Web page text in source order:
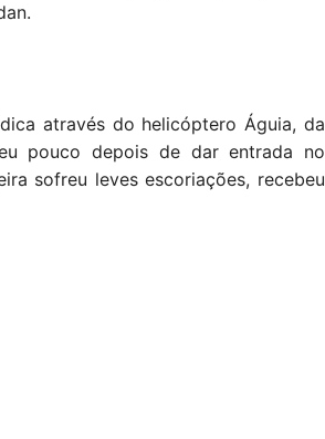
através do helicóptero Águia, da
pouco depois de dar entrada no
sofreu leves escoriações, recebeu